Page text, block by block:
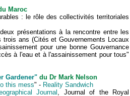
Maroc
: le rôle des collectivités territoriales
présentations à la rencontre entre les
ans (Cités et Gouvernements Locaux
pour une bonne Gouvernance
à l'eau et à l'assainissement pour tous"
Gardener" du Dr Mark Nelson
this mess" - Reality Sandwich
Journal, Journal of the Royal